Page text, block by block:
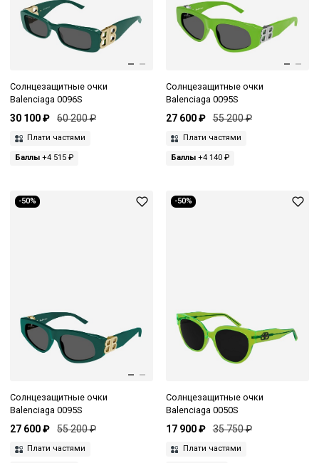
Солнцезащитные очки
Balenciaga 0096S
30 100 ₽ 60 200 ₽
Плати частями
Баллы +4 515 ₽
Солнцезащитные очки
Balenciaga 0095S
27 600 ₽ 55 200 ₽
Плати частями
Баллы+4 140 ₽
-50%
Солнцезащитные очки
Balenciaga 0095S
27 600 ₽ 55 200 ₽
Плати частями
-50%
Солнцезащитные очки
Balenciaga 0050S
17 900 ₽ 35 750 ₽
Плати частями